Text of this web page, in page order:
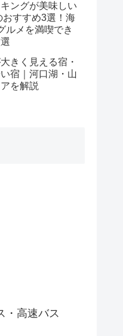
ングが美味しい
おすすめ3選！海
ルメを満喫でき
きく見える宿・
宿｜河口湖・山
を解説
・高速バス